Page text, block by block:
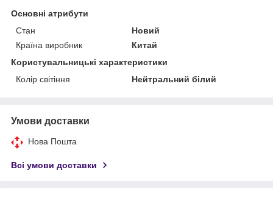
Основні атрибути
Стан
Новий
Країна виробник
Китай
Користувальницькі характеристики
Колір світіння
Нейтральний білий
Умови доставки
Нова Пошта
Всі умови доставки